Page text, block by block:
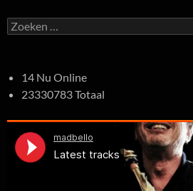
Zoeken
naar:
14 Nu Online
23330783 Totaal